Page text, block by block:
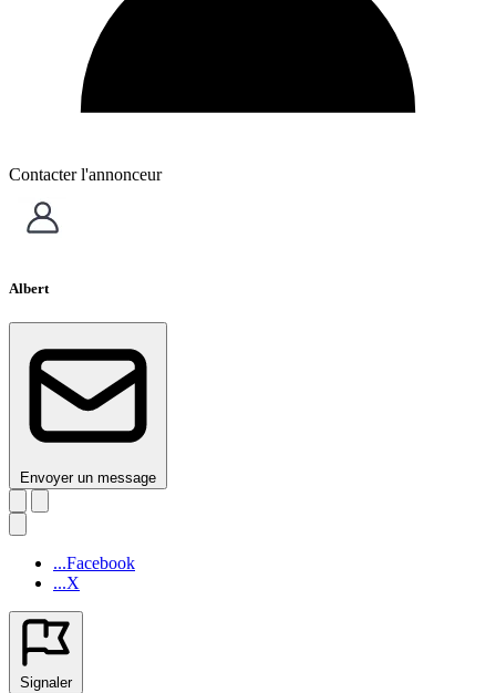
Contacter l'annonceur
Albert
Envoyer un message
...Facebook
...X
Signaler